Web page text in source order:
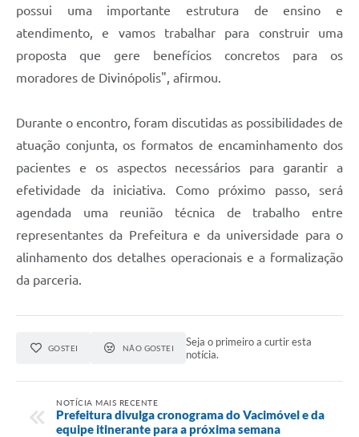
possui uma importante estrutura de ensino e
atendimento, e vamos trabalhar para construir uma
proposta que gere benefícios concretos para os
moradores de Divinópolis", afirmou.
Durante o encontro, foram discutidas as possibilidades de
atuação conjunta, os formatos de encaminhamento dos
pacientes e os aspectos necessários para garantir a
efetividade da iniciativa. Como próximo passo, será
agendada uma reunião técnica de trabalho entre
representantes da Prefeitura e da universidade para o
alinhamento dos detalhes operacionais e a formalização
da parceria.
GOSTEI NÃO GOSTEI
Seja o primeiro a curtir esta
notícia.
NOTÍCIA MAIS RECENTE
Prefeitura divulga cronograma do Vacimóvel e da
equipe itinerante para a próxima semana